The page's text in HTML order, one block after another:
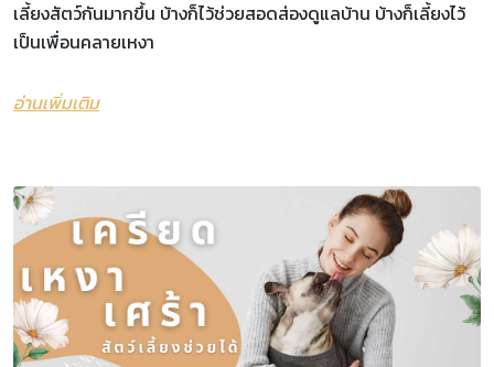
เลี้ยงสัตว์กันมากขึ้น บ้างก็ไว้ช่วยสอดส่องดูแลบ้าน บ้างก็เลี้ยงไว้
เป็นเพื่อนคลายเหงา
อ่านเพิ่มเติม